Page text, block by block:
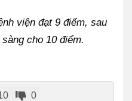
viện đạt 9 điểm, sau
cho 10 điểm.
0